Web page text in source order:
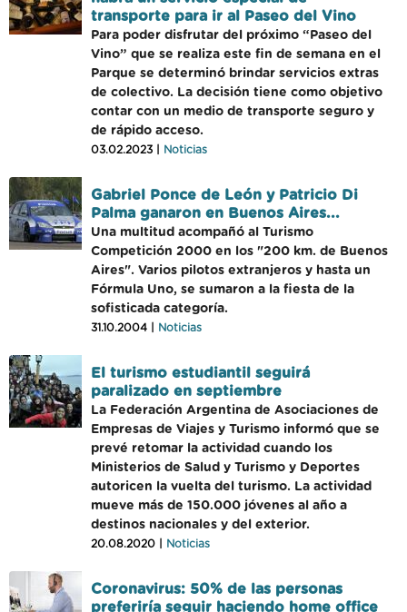
transporte para ir al Paseo del Vino
Para poder disfrutar del próximo “Paseo del
Vino” que se realiza este fin de semana en el
Parque se determinó brindar servicios extras
de colectivo. La decisión tiene como objetivo
contar con un medio de transporte seguro y
de rápido acceso.
03.02.2023 | Noticias
Gabriel Ponce de León y Patricio Di
Palma ganaron en Buenos Aires...
Una multitud acompañó al Turismo
Competición 2000 en los "200 km. de Buenos
Aires". Varios pilotos extranjeros y hasta un
Fórmula Uno, se sumaron a la fiesta de la
sofisticada categoría.
31.10.2004 | Noticias
El turismo estudiantil seguirá
paralizado en septiembre
La Federación Argentina de Asociaciones de
Empresas de Viajes y Turismo informó que se
prevé retomar la actividad cuando los
Ministerios de Salud y Turismo y Deportes
autoricen la vuelta del turismo. La actividad
mueve más de 150.000 jóvenes al año a
destinos nacionales y del exterior.
20.08.2020 | Noticias
Coronavirus: 50% de las personas
preferiría seguir haciendo home office